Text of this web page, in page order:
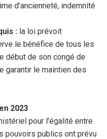
d’ancienneté, indemnité
: la loi prévoit
le bénéfice de tous les
début de son congé de
garantir le maintien des
2023
pour l’égalité entre
pouvoirs publics ont prévu